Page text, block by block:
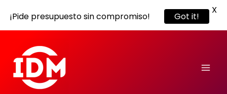
contenido
¡Pide presupuesto sin compromiso! Got it!
X